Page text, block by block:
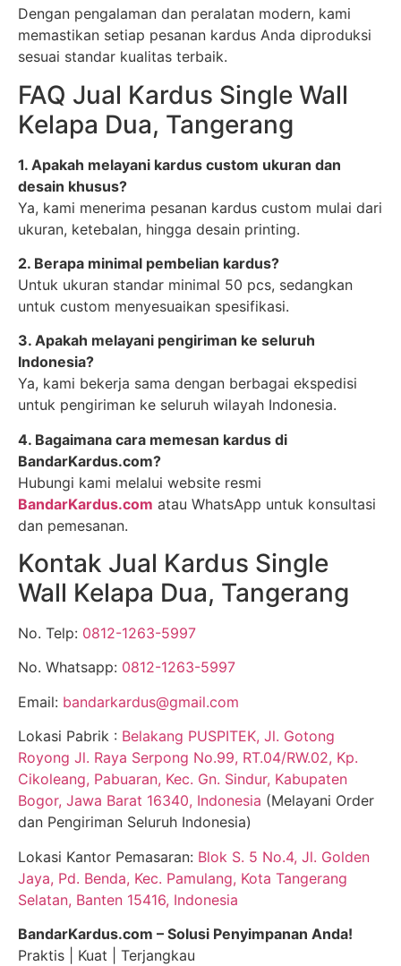
Dengan pengalaman dan peralatan modern, kami
memastikan setiap pesanan kardus Anda diproduksi
sesuai standar kualitas terbaik.
FAQ Jual Kardus Single Wall
Kelapa Dua, Tangerang
1. Apakah melayani kardus custom ukuran dan
desain khusus?
Ya, kami menerima pesanan kardus custom mulai dari
ukuran, ketebalan, hingga desain printing.
2. Berapa minimal pembelian kardus?
Untuk ukuran standar minimal 50 pcs, sedangkan
untuk custom menyesuaikan spesifikasi.
3. Apakah melayani pengiriman ke seluruh
Indonesia?
Ya, kami bekerja sama dengan berbagai ekspedisi
untuk pengiriman ke seluruh wilayah Indonesia.
4. Bagaimana cara memesan kardus di
BandarKardus.com?
Hubungi kami melalui website resmi
BandarKardus.com atau WhatsApp untuk konsultasi
dan pemesanan.
Kontak Jual Kardus Single
Wall Kelapa Dua, Tangerang
No. Telp: 0812-1263-5997
No. Whatsapp: 0812-1263-5997
Email: bandarkardus@gmail.com
Lokasi Pabrik : Belakang PUSPITEK, Jl. Gotong
Royong Jl. Raya Serpong No.99, RT.04/RW.02, Kp.
Cikoleang, Pabuaran, Kec. Gn. Sindur, Kabupaten
Bogor, Jawa Barat 16340, Indonesia (Melayani Order
dan Pengiriman Seluruh Indonesia)
Lokasi Kantor Pemasaran: Blok S. 5 No.4, Jl. Golden
Jaya, Pd. Benda, Kec. Pamulang, Kota Tangerang
Selatan, Banten 15416, Indonesia
BandarKardus.com – Solusi Penyimpanan Anda!
Praktis | Kuat | Terjangkau